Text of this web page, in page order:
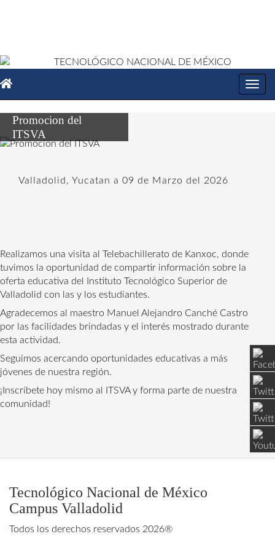
Promocion del
ITSVA
Valladolid, Yucatan a 09 de Marzo del 2026
Realizamos una visita al Telebachillerato de Kanxoc, donde
tuvimos la oportunidad de compartir información sobre la
oferta educativa del Instituto Tecnológico Superior de
Valladolid con las y los estudiantes.
Agradecemos al maestro Manuel Alejandro Canché Castro
por las facilidades brindadas y el interés mostrado durante
esta actividad.
Seguimos acercando oportunidades educativas a más
jóvenes de nuestra región.
¡Inscríbete hoy mismo al ITSVA y forma parte de nuestra
comunidad!
Tecnológico Nacional de México
Campus Valladolid
Todos los derechos reservados 2026®